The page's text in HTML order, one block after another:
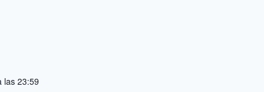
las 23:59